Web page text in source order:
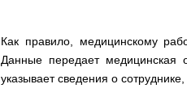
Как правило, медицинскому
Данные передает медицинская
указывает сведения о